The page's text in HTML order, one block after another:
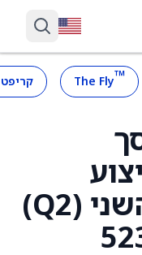
™
The Fly
שנותרו ברבעון השני (Q2)
438% ל-523